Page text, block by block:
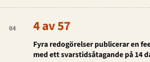
04 4 av 57
Fyra redogörelser publicerar en
med ett svarstidsåtagande på 14